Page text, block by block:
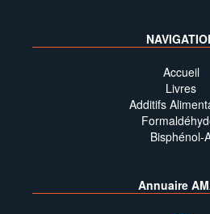
Accueil
Livres
Additifs
Bisphénol-
Annuaire